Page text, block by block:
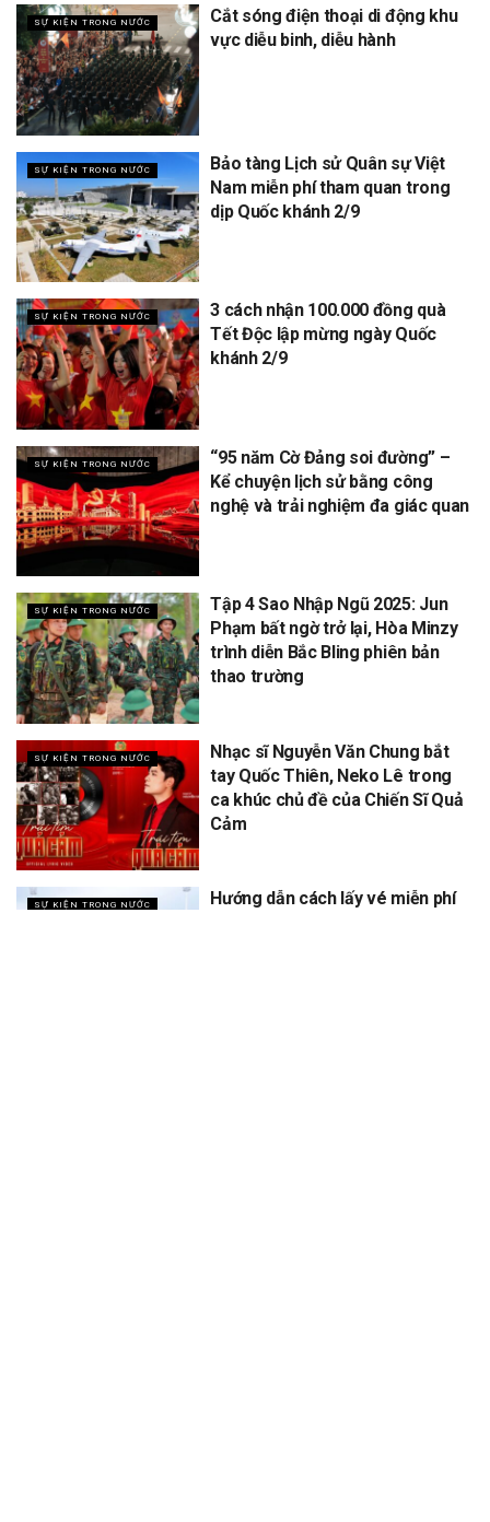
SỰ KIỆN TRONG NƯỚC
Cắt sóng điện thoại di động khu
vực diễu binh, diễu hành
SỰ KIỆN TRONG NƯỚC
Bảo tàng Lịch sử Quân sự Việt
Nam miễn phí tham quan trong
dịp Quốc khánh 2/9
SỰ KIỆN TRONG NƯỚC
3 cách nhận 100.000 đồng quà
Tết Độc lập mừng ngày Quốc
khánh 2/9
SỰ KIỆN TRONG NƯỚC
“95 năm Cờ Đảng soi đường” –
Kể chuyện lịch sử bằng công
nghệ và trải nghiệm đa giác quan
SỰ KIỆN TRONG NƯỚC
Tập 4 Sao Nhập Ngũ 2025: Jun
Phạm bất ngờ trở lại, Hòa Minzy
trình diễn Bắc Bling phiên bản
thao trường
SỰ KIỆN TRONG NƯỚC
Nhạc sĩ Nguyễn Văn Chung bắt
tay Quốc Thiên, Neko Lê trong
ca khúc chủ đề của Chiến Sĩ Quả
Cảm
SỰ KIỆN TRONG NƯỚC
Hướng dẫn cách lấy vé miễn phí